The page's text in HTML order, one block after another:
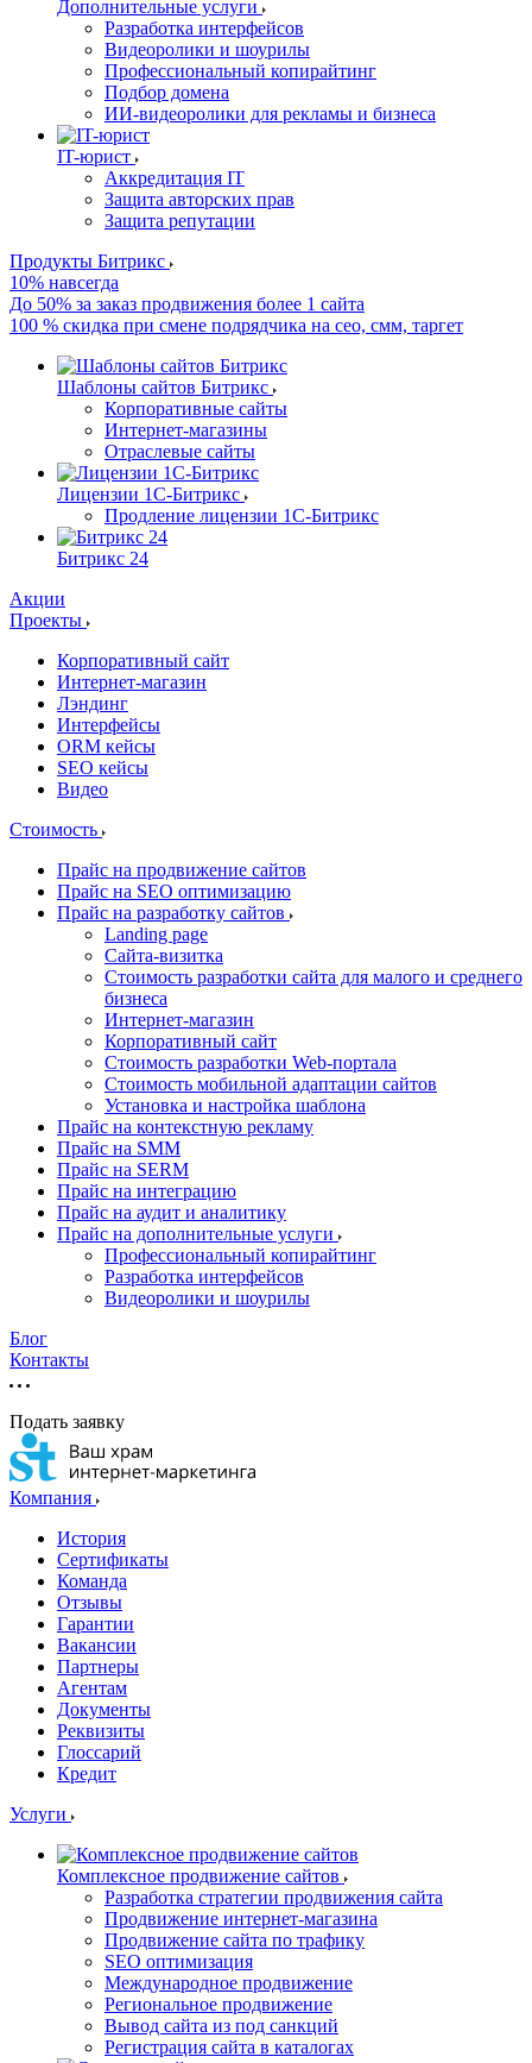
Дополнительные услуги
Разработка интерфейсов
Видеоролики и шоурилы
Профессиональный копирайтинг
Подбор домена
ИИ-видеоролики для рекламы и бизнеса
IT-юрист
Аккредитация IT
Защита авторских прав
Защита репутации
Продукты Битрикс
10% навсегда
До 50% за заказ продвижения более 1 сайта
100 % скидка при смене подрядчика на сео, смм, таргет
Шаблоны сайтов Битрикс
Корпоративные сайты
Интернет-магазины
Отраслевые сайты
Лицензии 1С-Битрикс
Продление лицензии 1С-Битрикс
Битрикс 24
Акции
Проекты
Корпоративный сайт
Интернет-магазин
Лэндинг
Интерфейсы
ORM кейсы
SEO кейсы
Видео
Стоимость
Прайс на продвижение сайтов
Прайс на SEO оптимизацию
Прайс на разработку сайтов
Landing page
Cайта-визитка
Стоимость разработки сайта для малого и среднего
бизнеса
Интернет-магазин
Корпоративный сайт
Стоимость разработки Web-портала
Стоимость мобильной адаптации сайтов
Установка и настройка шаблона
Прайс на контекстную рекламу
Прайс на SMM
Прайс на SERM
Прайс на интеграцию
Прайс на аудит и аналитику
Прайс на дополнительные услуги
Профессиональный копирайтинг
Разработка интерфейсов
Видеоролики и шоурилы
Блог
Контакты
Подать заявку
Компания
История
Сертификаты
Команда
Отзывы
Гарантии
Вакансии
Партнеры
Агентам
Документы
Реквизиты
Глоссарий
Кредит
Услуги
Комплексное продвижение сайтов
Разработка стратегии продвижения сайта
Продвижение интернет-магазина
Продвижение сайта по трафику
SEO оптимизация
Международное продвижение
Региональное продвижение
Вывод сайта из под санкций
Регистрация сайта в каталогах